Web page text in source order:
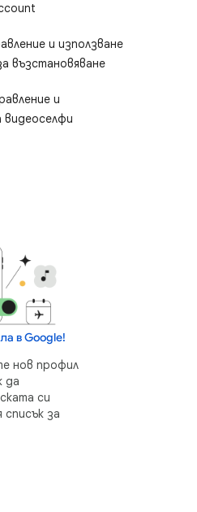
и използване
възстановяване
и
видеоселфи
в Google!
нов профил
да
си
за